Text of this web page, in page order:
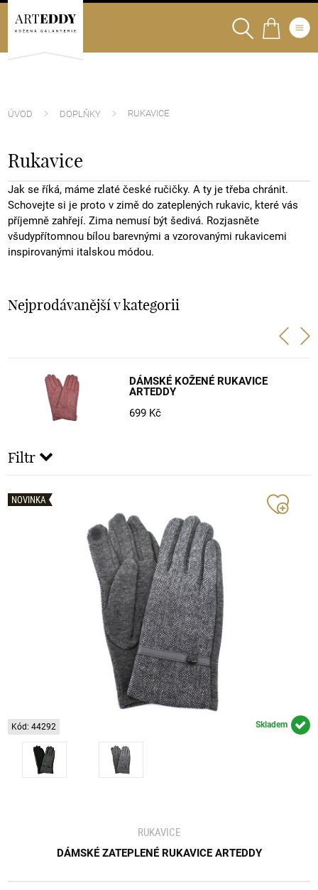
ÚVOD DOPLŇKY RUKAVICE
Rukavice
Jak se říká, máme zlaté české ručičky. A ty je třeba chránit.
Schovejte si je proto v zimě do zateplených rukavic, které vás
příjemně zahřejí. Zima nemusí být šedivá. Rozjasněte
všudypřítomnou bílou barevnými a vzorovanými rukavicemi
inspirovanými italskou módou.
Nejprodávanější v kategorii
DÁMSKÉ KOŽENÉ RUKAVICE
ARTEDDY
699 Kč
Filtr
NOVINKA
Kód: 44292 Skladem
RUKAVICE
DÁMSKÉ ZATEPLENÉ RUKAVICE ARTEDDY